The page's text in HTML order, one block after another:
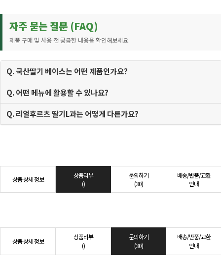
자주 묻는 질문 (FAQ)
제품 구매 및 사용 전 궁금한 내용을 확인해보세요.
Q. 국산딸기 베이스는 어떤 제품인가요?
Q. 어떤 메뉴에 활용할 수 있나요?
Q. 리얼후르츠 딸기L과는 어떻게 다른가요?
상품 상세 정보
상품리뷰
()
문의하기
(30)
배송/반품/교환
안내
상품 상세 정보
상품리뷰
()
문의하기
(30)
배송/반품/교환
안내